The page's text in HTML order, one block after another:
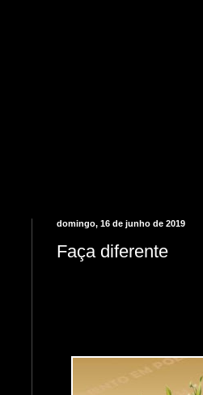
domingo, 16 de junho de 2019
Faça diferente